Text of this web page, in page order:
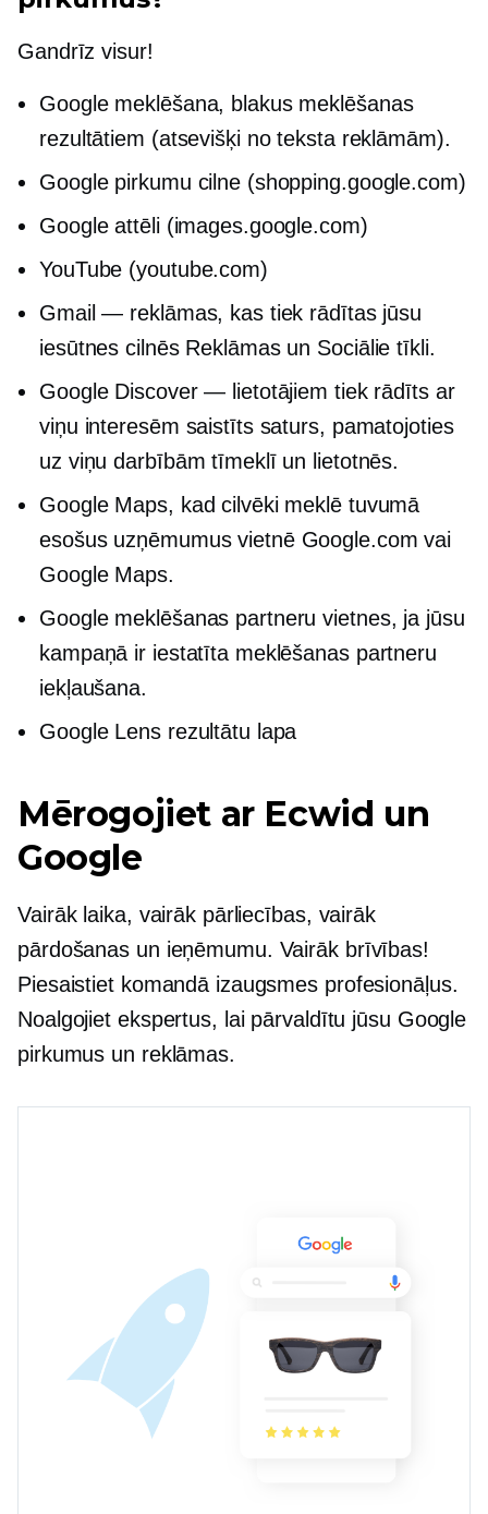
Gandrīz visur!
Google meklēšana, blakus meklēšanas
rezultātiem (atsevišķi no teksta reklāmām).
Google pirkumu cilne (shopping.google.com)
Google attēli (images.google.com)
YouTube (youtube.com)
Gmail — reklāmas, kas tiek rādītas jūsu
iesūtnes cilnēs Reklāmas un Sociālie tīkli.
Google Discover — lietotājiem tiek rādīts ar
viņu interesēm saistīts saturs, pamatojoties
uz viņu darbībām tīmeklī un lietotnēs.
Google Maps, kad cilvēki meklē tuvumā
esošus uzņēmumus vietnē Google.com vai
Google Maps.
Google meklēšanas partneru vietnes, ja jūsu
kampaņā ir iestatīta meklēšanas partneru
iekļaušana.
Google Lens rezultātu lapa
Mērogojiet ar Ecwid un
Google
Vairāk laika, vairāk pārliecības, vairāk
pārdošanas un ieņēmumu. Vairāk brīvības!
Piesaistiet komandā izaugsmes profesionāļus.
Noalgojiet ekspertus, lai pārvaldītu jūsu Google
pirkumus un reklāmas.